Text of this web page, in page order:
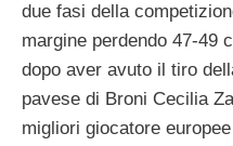
due fasi della
margine perdendo 47-49
dopo aver avuto il tiro
pavese di Broni Cecilia
migliori giocatore